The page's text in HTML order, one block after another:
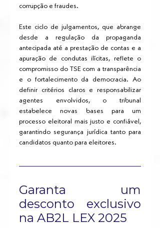
corrupção e fraudes.
Este ciclo de julgamentos, que abrange
desde a regulação da propaganda
antecipada até a prestação de contas e a
apuração de condutas ilícitas, reflete o
compromisso do TSE com a transparência
e o fortalecimento da democracia. Ao
definir critérios claros e responsabilizar
agentes envolvidos, o tribunal
estabelece novas bases para um
processo eleitoral mais justo e confiável,
garantindo segurança jurídica tanto para
candidatos quanto para eleitores.
Garanta um
desconto exclusivo
na AB2L LEX 2025